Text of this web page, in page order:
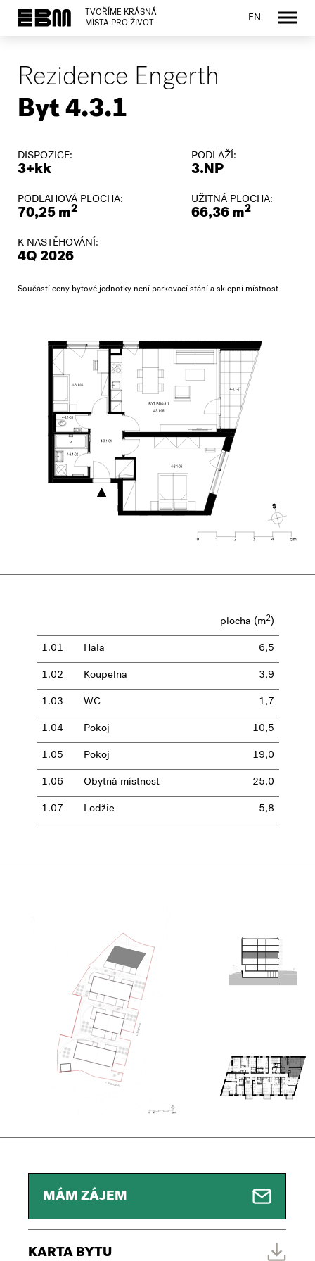
TVOŘÍME KRÁSNÁ
MÍSTA PRO ŽIVOT
EN
Rezidence Engerth
Byt 4.3.1
DISPOZICE:
3+kk
PODLAŽÍ:
3.NP
PODLAHOVÁ PLOCHA:
70,25 m2
UŽITNÁ PLOCHA:
66,36 m2
K NASTĚHOVÁNÍ:
4Q 2026
Součástí ceny bytové jednotky není parkovací stání a sklepní místnost
MÁM ZÁJEM
KARTA BYTU
plocha (m2)
1.01 Hala 6,5
1.02 Koupelna 3,9
1.03 WC 1,7
1.04 Pokoj 10,5
1.05 Pokoj 19,0
1.06 Obytná místnost 25,0
1.07 Lodžie 5,8